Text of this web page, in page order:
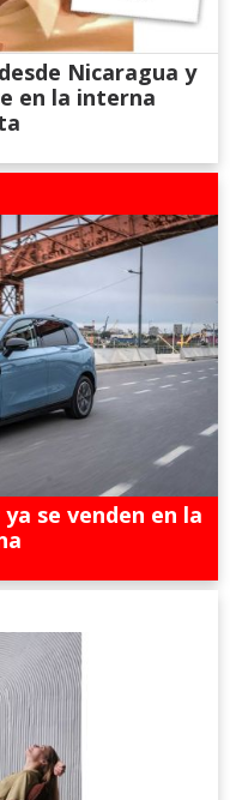
Nicaragua y
en la interna
se venden en la